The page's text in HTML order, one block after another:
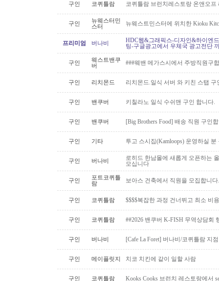
구인 코퀴틀람 코퀴틀람 브런치레스토랑 온앤오프
구인
뉴웨스터민
스터
뉴웨스트민스터에 위치한 Kioku
프리미엄 버나비
HDC웹&그래픽스-디자인&하이엔
팅-구글광고에서 우체국 광고전단
구인
웨스트밴쿠
버
###웨밴 메가스시에서 주방직원구
구인 리치몬드 리치몬드.일식 서버 와 키친 스탭 구
구인 밴쿠버 키칠라노 일식 수쉬맨 구인 합니다.
구인 밴쿠버 [Big Brothers Food] 배송 직원 구인
구인 기타 투고 스시집(Kamloops) 운영하실
구인 버나비
로히드 한남몰에 새롭게 오픈하는
모십니다
구인
포트코퀴틀
람
보아스 건축에서 직원을 모집합니다.
구인 코퀴틀람 $$$$복잡한 과정 건너뛰고 최소 비
구인 코퀴틀람 ##2026 밴쿠버 K-FISH 무역상담회
구인 버나비 [Cafe La Foret] 버나비/코퀴틀람 지
구인 메이플릿지 치코 치킨에 같이 일할 사람
구인 코퀴틀람 Kooks Cooks 브런치 레스토랑에서